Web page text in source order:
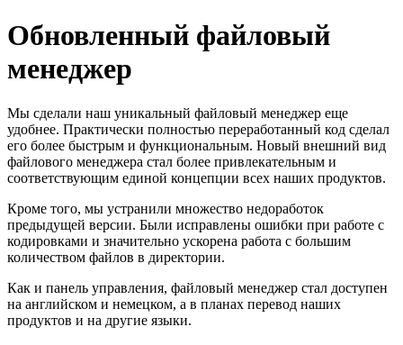
Обновленный файловый
менеджер
Мы сделали наш уникальный файловый менеджер еще
удобнее. Практически полностью переработанный код сделал
его более быстрым и функциональным. Новый внешний вид
файлового менеджера стал более привлекательным и
соответствующим единой концепции всех наших продуктов.
Кроме того, мы устранили множество недоработок
предыдущей версии. Были исправлены ошибки при работе с
кодировками и значительно ускорена работа с большим
количеством файлов в директории.
Как и панель управления, файловый менеджер стал доступен
на английском и немецком, а в планах перевод наших
продуктов и на другие языки.